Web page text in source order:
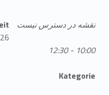
نقشه در دسترس نیست
10:00 - 12:30
Kategorie